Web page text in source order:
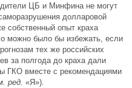
ЦБ и Минфина не могут
долларовой
собственный опыт краха
можно было бы избежать, если
тех же российских
за полгода до краха дали
ГКО вместе с рекомендациями
ред. «Я»).